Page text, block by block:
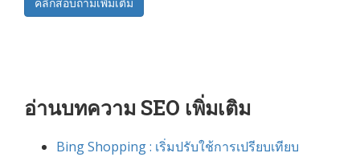
อ่านบทความ SEO เพิ่มเติม
Bing Shopping : เริ่มปรับใช้การเปรียบเทียบ